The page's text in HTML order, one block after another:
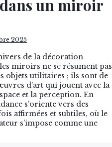
un miroir
2025
de la décoration
miroirs ne se résument pas
objets utilitaires ; ils sont de
d’art qui jouent avec la
et la perception. En
s’oriente vers des
affirmées et subtiles, où le
s’impose comme une